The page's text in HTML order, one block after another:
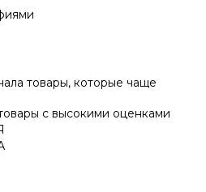
товары, которые чаще
с высокими оценками